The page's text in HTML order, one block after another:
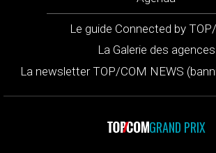
Le guide Connected by
La Galerie des agences
La newsletter TOP/COM NEWS
GRAND PRIX